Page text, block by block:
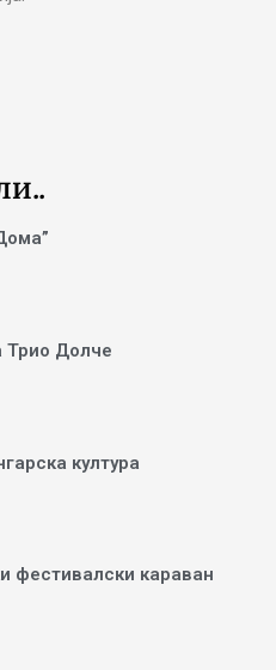
Трио Долче
култура
фестивалски караван